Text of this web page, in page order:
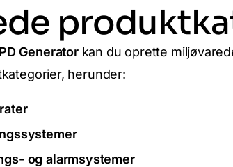
Generatorkan du oprette
herunder:
og alarmsystemer